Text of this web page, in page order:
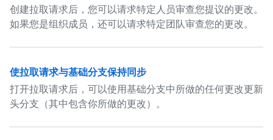
创建拉取请求后，您可以请求特定人员审查您提议的更改。
如果您是组织成员，还可以请求特定团队审查您的更改。
使拉取请求与基础分支保持同步
打开拉取请求后，可以使用基础分支中所做的任何更改更新
头分支（其中包含你所做的更改）。